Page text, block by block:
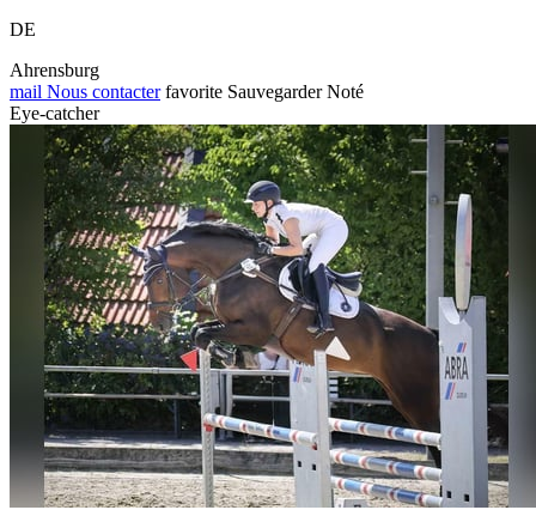
DE
Ahrensburg
mail Nous contacter favorite Sauvegarder Noté
Eye-catcher